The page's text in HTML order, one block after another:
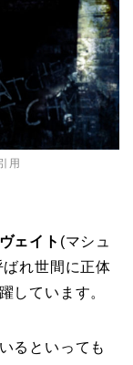
用
ェイト (マシュ
れ世間に正体
しています。
るといっても